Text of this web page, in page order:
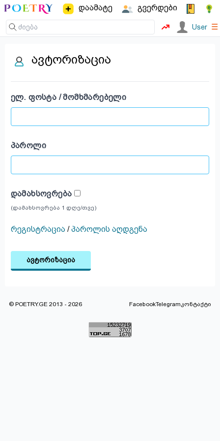
დაამატე გვერდები
User ☰
ავტორიზაცია
ᲔᲚ. ᲤᲝᲡᲢᲐ / ᲛᲝᲛᲮᲛᲐᲠᲔᲑᲔᲚᲘ
ᲞᲐᲠᲝᲚᲘ
ᲓᲐᲛᲐᲮᲡᲝᲕᲠᲔᲑᲐ
(დამახსოვრება 1 დღე/თვე)
რეგისტრაცია /პაროლის აღდგენა
ავტორიზაცია
© POETRY.GE 2013 - 2026 FacebookTelegramკონტაქტი